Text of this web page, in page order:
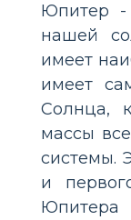
Юпитер -
нашей
имеет
имеет
Солнца,
массы
системы.
и
Юпитера